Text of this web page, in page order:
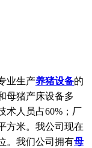
业生产养猪设备的
母猪产床设备多
术人员占60%；厂
方米。我公司现在
。我们公司拥有母